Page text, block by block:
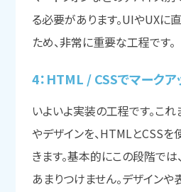
る必要があります。UIやUXに
ため、非常に重要な工程です。
4：HTML / CSSでマーク
いよいよ実装の工程です。こ
やデザインを、HTMLとCSSを
きます。基本的にこの段階で
あまりつけません。デザイン